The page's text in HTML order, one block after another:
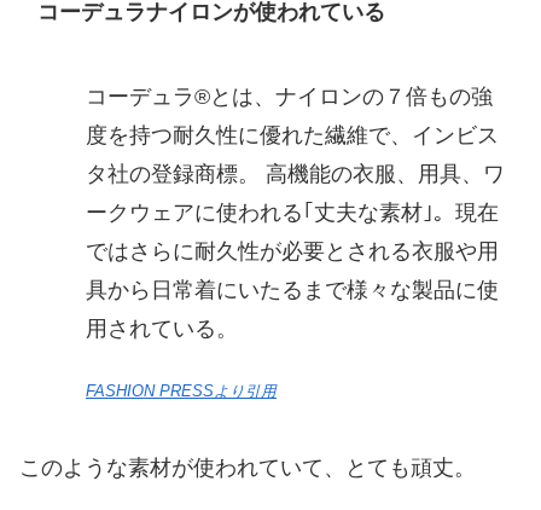
コーデュラナイロンが使われている
コーデュラ®とは、ナイロンの７倍もの強
度を持つ耐久性に優れた繊維で、インビス
タ社の登録商標。 高機能の衣服、用具、ワ
ークウェアに使われる｢丈夫な素材｣。現在
ではさらに耐久性が必要とされる衣服や用
具から日常着にいたるまで様々な製品に使
用されている。
FASHION PRESSより引用
このような素材が使われていて、とても頑丈。